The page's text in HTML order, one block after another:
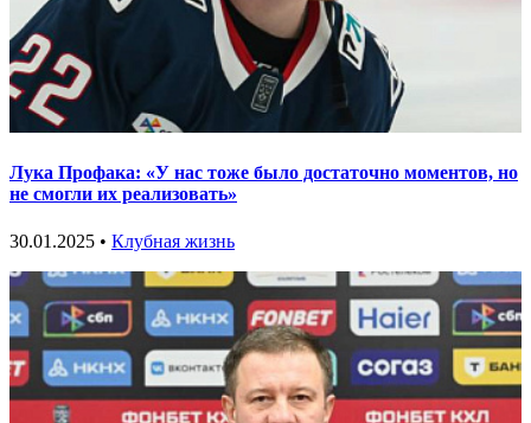
Лука Профака: «У нас тоже было достаточно моментов, но
не смогли их реализовать»
30.01.2025 • Клубная жизнь